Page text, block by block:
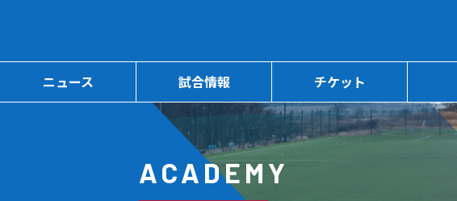
ニュース 試合情報 チケット
ACADEMY